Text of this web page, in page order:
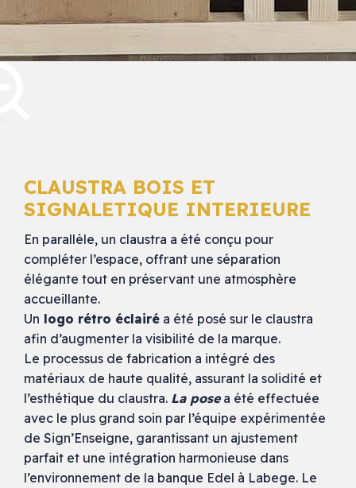
CLAUSTRA BOIS ET
SIGNALETIQUE INTERIEURE
En parallèle, un claustra a été conçu pour
compléter l’espace, offrant une séparation
élégante tout en préservant une atmosphère
accueillante.
Un logo rétro éclairéa été posé sur le claustra
afin d’augmenter la visibilité de la marque.
Le processus de fabrication a intégré des
matériaux de haute qualité, assurant la solidité et
l’esthétique du claustra. La pose a été effectuée
avec le plus grand soin par l’équipe expérimentée
de Sign’Enseigne, garantissant un ajustement
parfait et une intégration harmonieuse dans
l’environnement de la banque Edel à Labege. Le